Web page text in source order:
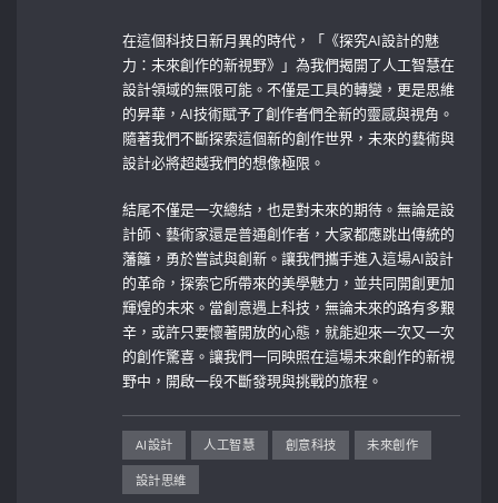
在這個科技日新月異的時代，「《探究AI設計的魅
力：未來創作的新視野》」為我們揭開了人工智慧在
設計領域的無限可能。不僅是工具的轉變，更是思維
的昇華，AI技術賦予了創作者們全新的靈感與視角。
隨著我們不斷探索這個新的創作世界，未來的藝術與
設計必將超越我們的想像極限。
結尾不僅是一次總結，也是對未來的期待。無論是設
計師、藝術家還是普通創作者，大家都應跳出傳統的
藩籬，勇於嘗試與創新。讓我們攜手進入這場AI設計
的革命，探索它所帶來的美學魅力，並共同開創更加
輝煌的未來。當創意遇上科技，無論未來的路有多艱
辛，或許只要懷著開放的心態，就能迎來一次又一次
的創作驚喜。讓我們一同映照在這場未來創作的新視
野中，開啟一段不斷發現與挑戰的旅程。
AI設計 人工智慧 創意科技 未來創作
設計思維